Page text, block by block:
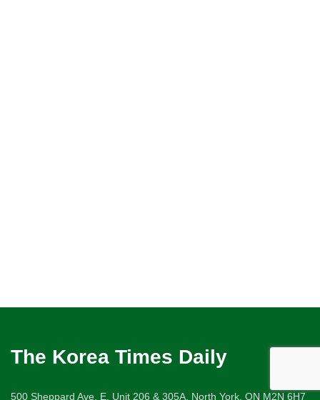
The Korea Times Daily
500 Sheppard Ave. E. Unit 206 & 305A, North York, ON M2N 6H7